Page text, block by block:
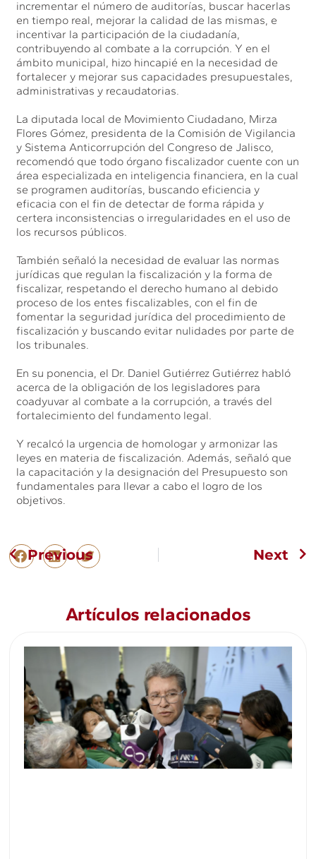
incrementar el número de auditorías, buscar hacerlas
en tiempo real, mejorar la calidad de las mismas, e
incentivar la participación de la ciudadanía,
contribuyendo al combate a la corrupción. Y en el
ámbito municipal, hizo hincapié en la necesidad de
fortalecer y mejorar sus capacidades presupuestales,
administrativas y recaudatorias.
La diputada local de Movimiento Ciudadano, Mirza
Flores Gómez, presidenta de la Comisión de Vigilancia
y Sistema Anticorrupción del Congreso de Jalisco,
recomendó que todo órgano fiscalizador cuente con un
área especializada en inteligencia financiera, en la cual
se programen auditorías, buscando eficiencia y
eficacia con el fin de detectar de forma rápida y
certera inconsistencias o irregularidades en el uso de
los recursos públicos.
También señaló la necesidad de evaluar las normas
jurídicas que regulan la fiscalización y la forma de
fiscalizar, respetando el derecho humano al debido
proceso de los entes fiscalizables, con el fin de
fomentar la seguridad jurídica del procedimiento de
fiscalización y buscando evitar nulidades por parte de
los tribunales.
En su ponencia, el Dr. Daniel Gutiérrez Gutiérrez habló
acerca de la obligación de los legisladores para
coadyuvar al combate a la corrupción, a través del
fortalecimiento del fundamento legal.
Y recalcó la urgencia de homologar y armonizar las
leyes en materia de fiscalización. Además, señaló que
la capacitación y la designación del Presupuesto son
fundamentales para llevar a cabo el logro de los
objetivos.
Previous Next
Artículos relacionados